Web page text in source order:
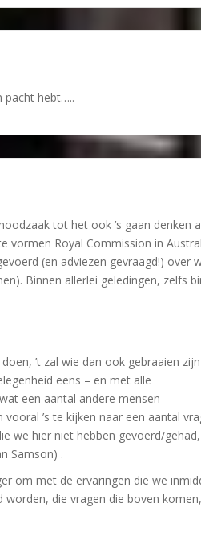
pacht hebt…..
tot het ook ’s gaan denken
vormen Royal Commission in
(en adviezen gevraagd!) over
Binnen allerlei geledingen, zelfs
’t zal wie dan ook gebraaien
eens – en met alle
een aantal andere mensen –
’s te kijken naar een aantal
we hier niet hebben gevoerd/gehad,
Samson) .
om met de ervaringen die we
worden, die vragen die boven